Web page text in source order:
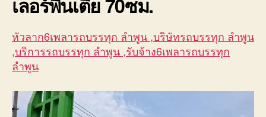
หัวลาก6เพลารถบรรทุก ลำพูน ,บริษัทรถบรรทุก ลำพูน
,บริการรถบรรทุก ลำพูน ,รับจ้าง6เพลารถบรรทุก
ลำพูน